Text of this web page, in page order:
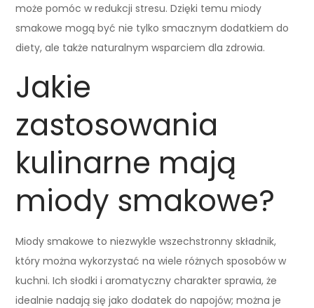
może pomóc w redukcji stresu. Dzięki temu miody
smakowe mogą być nie tylko smacznym dodatkiem do
diety, ale także naturalnym wsparciem dla zdrowia.
Jakie
zastosowania
kulinarne mają
miody smakowe?
Miody smakowe to niezwykle wszechstronny składnik,
który można wykorzystać na wiele różnych sposobów w
kuchni. Ich słodki i aromatyczny charakter sprawia, że
idealnie nadają się jako dodatek do napojów; można je